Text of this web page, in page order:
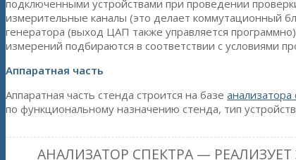
подключенными устройствами при проведении
измерительные каналы (это делает коммутационный
генератора (выход ЦАП также управляется
измерений подбираются в соответствии с условиями
Аппаратная часть
Аппаратная часть стенда строится на базе анализатора
по функциональному назначению стенда, тип
АНАЛИЗАТОР СПЕКТРА —